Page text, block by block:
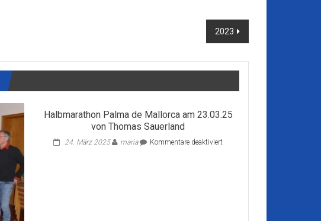
2023
Halbmarathon Palma de Mallorca am 23.03.25
von Thomas Sauerland
24. März 2025 maria Kommentare deaktiviertfür